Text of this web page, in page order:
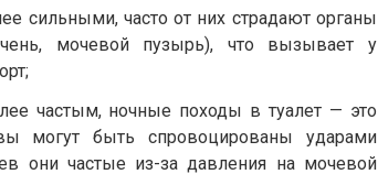
сильными, часто от них страдают органы
мочевой пузырь), что вызывает у
частым, ночные походы в туалет — это
могут быть спровоцированы ударами
они частые из-за давления на мочевой